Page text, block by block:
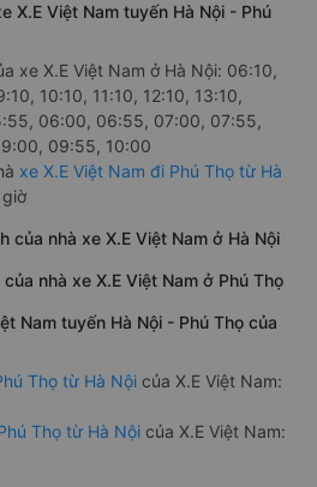
X.E Việt Nam tuyến Hà Nội - Phú
xe X.E Việt Nam ở Hà Nội: 06:10,
10:10, 11:10, 12:10, 13:10,
06:00, 06:55, 07:00, 07:55,
09:55, 10:00
xe X.E Việt Nam đi Phú Thọ từ Hà
của nhà xe X.E Việt Nam ở Hà Nội
nhà xe X.E Việt Nam ở Phú Thọ
Nam tuyến Hà Nội - Phú Thọ của
Thọ từ Hà Nội của X.E Việt Nam:
Thọ từ Hà Nội của X.E Việt Nam: